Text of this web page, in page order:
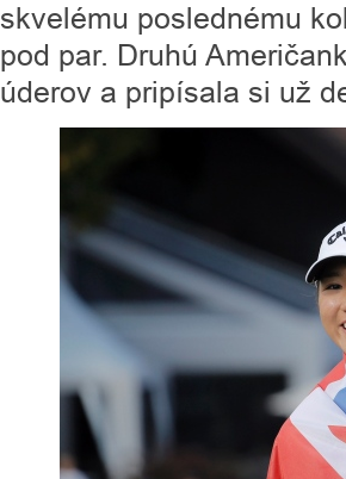
skvelému poslednému
pod par. Druhú
úderov a pripísala si už